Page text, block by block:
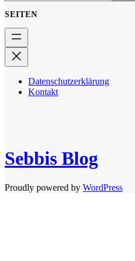
SEITEN
Datenschutzerklärung
Kontakt
Sebbis Blog
Proudly powered by WordPress